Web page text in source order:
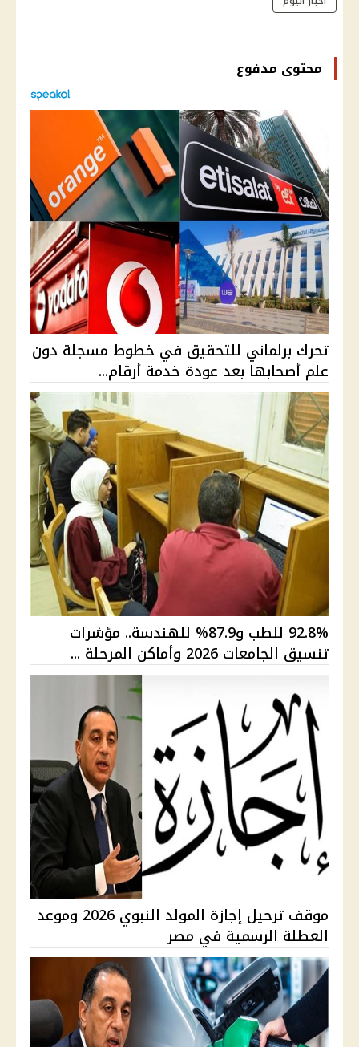
محتوى مدفوع
تحرك برلماني للتحقيق في خطوط مسجلة دون
علم أصحابها بعد عودة خدمة أرقام...
92.8% للطب و87.9% للهندسة.. مؤشرات
تنسيق الجامعات 2026 وأماكن المرحلة ...
موقف ترحيل إجازة المولد النبوي 2026 وموعد
العطلة الرسمية في مصر